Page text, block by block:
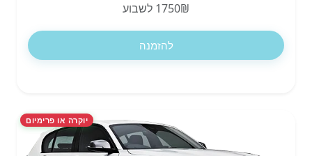
1750₪ לשבוע
להזמנה
יוקרה או פרימיום